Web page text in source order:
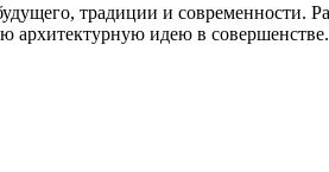
традиции и современности.
архитектурную идею в совершенстве.